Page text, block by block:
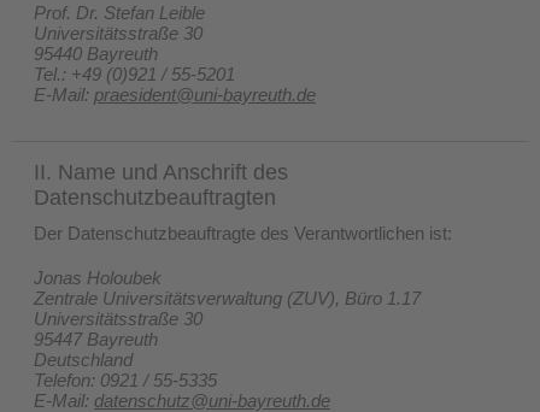
Prof. Dr. Stefan Leible
Universitätsstraße 30
95440 Bayreuth
Tel.: +49 (0)921 / 55-5201
E-Mail: praesident@uni-bayreuth.de
II. Name und Anschrift des
Datenschutzbeauftragten
Der Datenschutzbeauftragte des Verantwortlichen ist:
Jonas Holoubek
Zentrale Universitätsverwaltung (ZUV), Büro 1.17
Universitätsstraße 30
95447 Bayreuth
Deutschland
Telefon: 0921 / 55-5335
E-Mail: datenschutz@uni-bayreuth.de